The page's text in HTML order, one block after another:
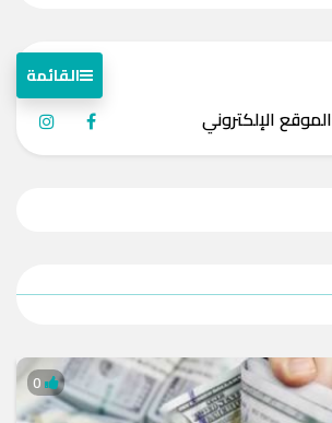
القائمة
الموقع الإلكتروني